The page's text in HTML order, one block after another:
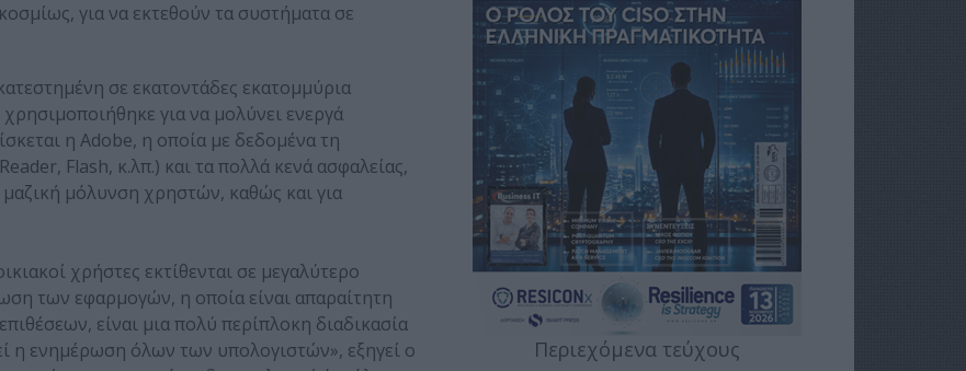
για να εκτεθούν τα συστήματα σε
σε εκατοντάδες εκατομμύρια
για να μολύνει ενεργά
η Adobe, η οποία με δεδομένα τη
Flash, κ.λπ.) και τα πολλά κενά ασφαλείας,
μαζική μόλυνση χρηστών, καθώς και για
χρήστες εκτίθενται σε μεγαλύτερο
των εφαρμογών, η οποία είναι απαραίτητη
είναι μια πολύ περίπλοκη διαδικασία
η ενημέρωση όλων των υπολογιστών», εξηγεί ο
Περιεχόμενα τεύχους